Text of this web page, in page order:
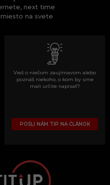
next time
na svete
Vieš o niečom zaujímavom alebo
poznáš niekoho, o kom by sme
mali určite napísať?
POŠLI NÁM TIP NA ČLÁNOK